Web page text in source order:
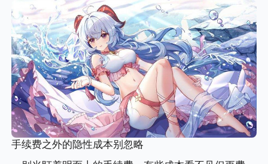
手续费之外的隐性成本别忽略